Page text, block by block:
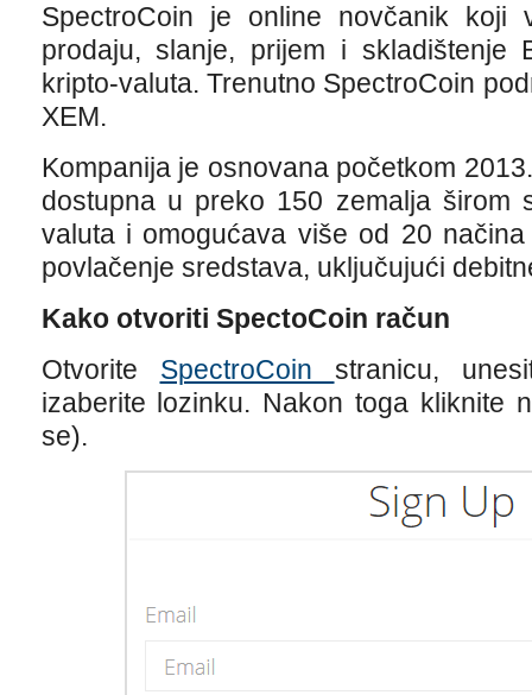
SpectroCoin je online novčanik koji
prodaju, slanje, prijem i skladištenje
kripto-valuta. Trenutno SpectroCoin
XEM.
Kompanija je osnovana početkom
dostupna u preko 150 zemalja širom
valuta i omogućava više od 20
povlačenje sredstava, uključujući
Kako otvoriti SpectoCoin račun
Otvorite SpectroCoin stranicu,
izaberite lozinku. Nakon toga kliknite
se).